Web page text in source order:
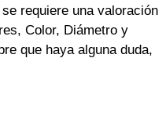
requiere una valoración
Color, Diámetro y
que haya alguna duda,